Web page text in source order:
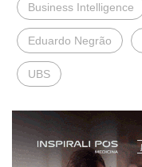
Business Intelligence
Eduardo Negrão
UBS